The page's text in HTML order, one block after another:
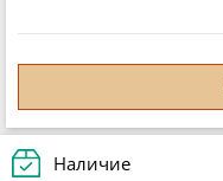
Наличие